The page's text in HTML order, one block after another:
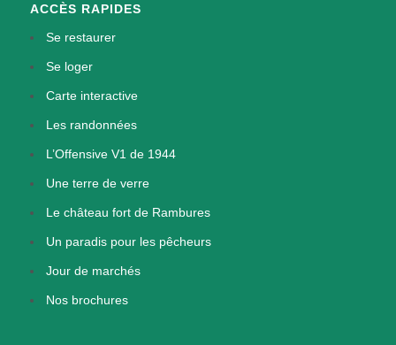
ACCÈS RAPIDES
Se restaurer
Se loger
Carte interactive
Les randonnées
L’Offensive V1 de 1944
Une terre de verre
Le château fort de Rambures
Un paradis pour les pêcheurs
Jour de marchés
Nos brochures